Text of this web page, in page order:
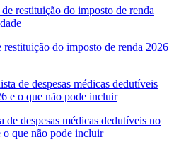
do imposto de renda 2026
de despesas médicas dedutíveis no
o que não pode incluir